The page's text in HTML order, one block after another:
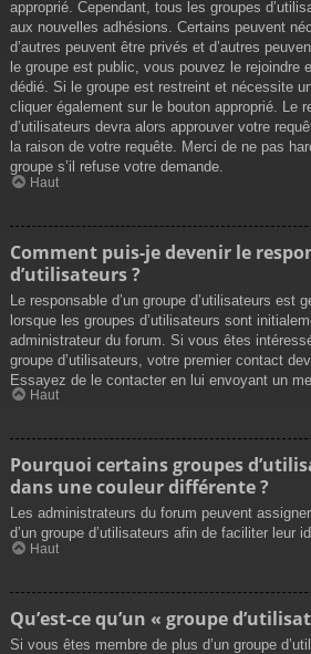
approprié. Cependant, tous les groupes
aux nouvelles adhésions. Certains peuvent
d’autres peuvent être privés et d’autres
le groupe est public, vous pouvez le rejoindre
dédié. Si le groupe est restreint et nécessite
cliquer également sur le bouton approprié. Le
d’utilisateurs devra alors approuver votre
la raison de votre requête. Merci de ne pas
groupe s’il refuse votre demande.
Haut
Comment puis-je devenir le
d’utilisateurs ?
Le responsable d’un groupe d’utilisateurs est
lorsque les groupes d’utilisateurs sont
administrateur du forum. Si vous êtes
groupe d’utilisateurs, votre premier contact
Essayez de le contacter en lui envoyant un
Haut
Pourquoi certains groupes
dans une couleur différente ?
Les administrateurs du forum peuvent
d’un groupe d’utilisateurs afin de faciliter leur
Haut
Qu’est-ce qu’un « groupe
Si vous êtes membre de plus d’un groupe